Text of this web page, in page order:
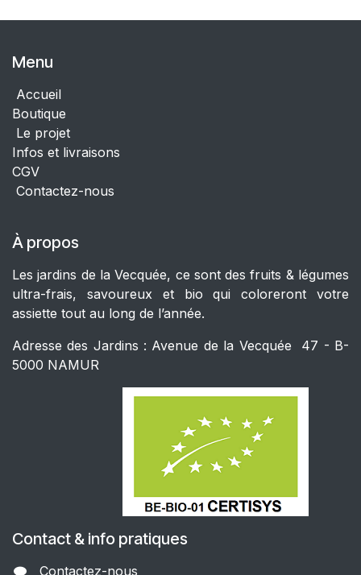
Menu
Accueil
Boutique
Le projet
Infos et livraisons
CGV
Contactez-nous
À propos
Les jardins de la Vecquée, ce sont des fruits & légumes
ultra-frais, savoureux et bio qui coloreront votre
assiette tout au long de l’année.
Adresse des Jardins : Avenue de la Vecquée 47 - B-
5000 NAMUR
Contact & info pratiques
Contactez-nous